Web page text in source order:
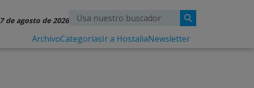
7 de agosto de 2026
ArchivoCategoríasIr a HostaliaNewsletter